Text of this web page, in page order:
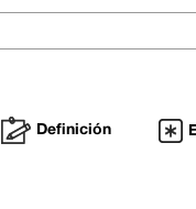
Definición